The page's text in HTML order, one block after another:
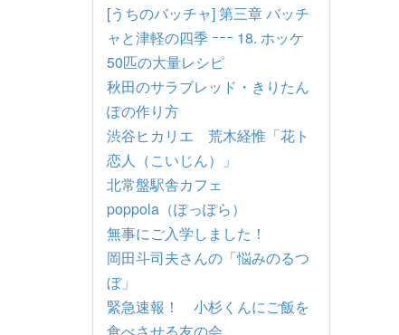
[うちのバッチャ] 第三章 バッチ
ャと津軽の四季 ｰｰｰ 18. ホッケ
50匹の大量レシピ
秋田のサラブレッド・きりたん
ぽの作り方
渋谷ヒカリエ 荒木経惟「花ト
恋人（こいじん）」
北常盤駅舎カフェ
poppola（ぽっぽら）
無事にご入学しました！
岡田斗司夫さんの「悩みのるつ
ぼ」
緊急速報！ 小杉くんにご飯を